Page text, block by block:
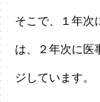
そこで、１年次
は、２年次に医
ジしています。